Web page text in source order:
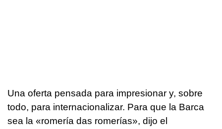
Una oferta pensada para impresionar y, sobre
todo, para internacionalizar. Para que la Barca
sea la «romería das romerías», dijo el